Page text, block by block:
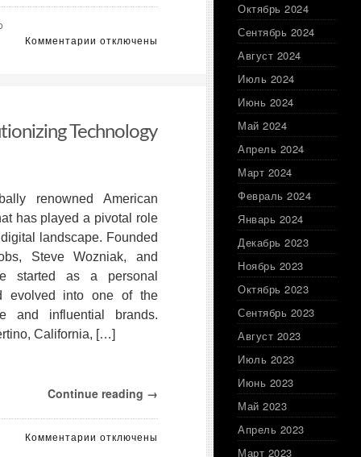
сколько
до
50
ситуация
12
месяцев
повторится,
это
может
быть
не
так
За
год
он
Комментарии к
From
Tech
Giant
отключены
Technology
renowned American
has played a pivotal role
landscape. Founded
Steve Wozniak, and
started as a personal
evolved into one of the
and influential brands.
California, […]
Continue reading →
Комментарии котключены
Октябрь 2024
Сентябрь 2024
Август 2024
Июль 2024
Июнь 2024
Май 2024
Апрель 2024
Март 2024
Февраль 2024
Январь 2024
Декабрь 2023
Ноябрь 2023
Октябрь 2023
Сентябрь 2023
Август 2023
Июль 2023
Июнь 2023
Май 2023
Апрель 2023
Март 2023